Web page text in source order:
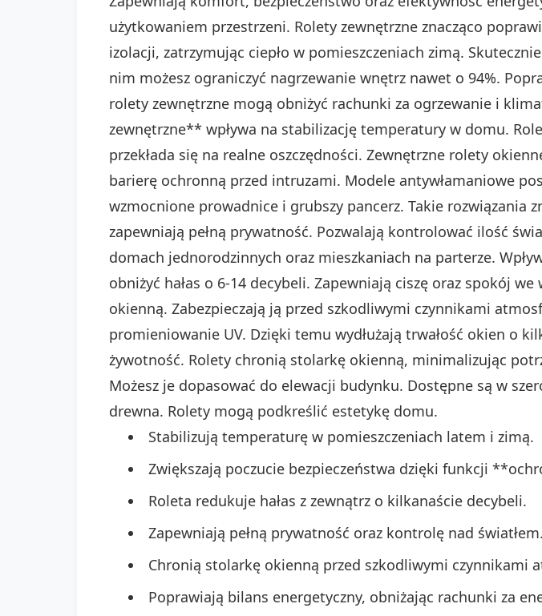
użytkowaniem przestrzeni. Rolety zewnętrzne znacząco
izolacji, zatrzymując ciepło w pomieszczeniach zimą.
nim możesz ograniczyć nagrzewanie wnętrz nawet o 94%.
rolety zewnętrzne mogą obniżyć rachunki za ogrzewanie i
zewnętrzne** wpływa na stabilizację temperatury w domu.
przekłada się na realne oszczędności. Zewnętrzne rolety
barierę ochronną przed intruzami. Modele antywłamaniowe
wzmocnione prowadnice i grubszy pancerz. Takie
zapewniają pełną prywatność. Pozwalają kontrolować ilość
domach jednorodzinnych oraz mieszkaniach na parterze.
obniżyć hałas o 6-14 decybeli. Zapewniają ciszę oraz spokój
okienną. Zabezpieczają ją przed szkodliwymi czynnikami
promieniowanie UV. Dzięki temu wydłużają trwałość okien o
żywotność. Rolety chronią stolarkę okienną, minimalizując
Możesz je dopasować do elewacji budynku. Dostępne są w
drewna. Rolety mogą podkreślić estetykę domu.
Stabilizują temperaturę w pomieszczeniach latem i zimą.
Zwiększają poczucie bezpieczeństwa dzięki funkcji
Roleta redukuje hałas z zewnątrz o kilkanaście decybeli.
Zapewniają pełną prywatność oraz kontrolę nad światłem.
Chronią stolarkę okienną przed szkodliwymi czynnikami
Poprawiają bilans energetyczny, obniżając rachunki za